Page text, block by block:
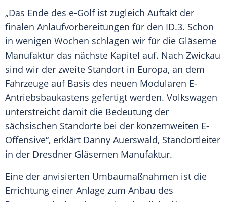
„Das Ende des e-Golf ist zugleich Auftakt der
finalen Anlaufvorbereitungen für den ID.3. Schon
in wenigen Wochen schlagen wir für die Gläserne
Manufaktur das nächste Kapitel auf. Nach Zwickau
sind wir der zweite Standort in Europa, an dem
Fahrzeuge auf Basis des neuen Modularen E-
Antriebsbaukastens gefertigt werden. Volkswagen
unterstreicht damit die Bedeutung der
sächsischen Standorte bei der konzernweiten E-
Offensive“, erklärt Danny Auerswald, Standortleiter
in der Dresdner Gläsernen Manufaktur.
Eine der anvisierten Umbaumaßnahmen ist die
Errichtung einer Anlage zum Anbau des